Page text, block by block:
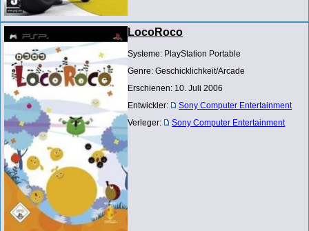
LocoRoco
Systeme: PlayStation Portable
Genre: Geschicklichkeit/Arcade
Erschienen: 10. Juli 2006
Entwickler:
Sony Computer Entertainment
Verleger:
Sony Computer Entertainment